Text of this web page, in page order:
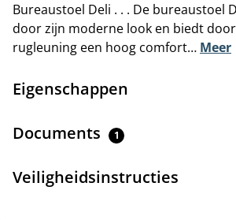
Bureaustoel Deli . . . De bureaustoel
door zijn moderne look en biedt
rugleuning een hoog comfort… Meer
Eigenschappen
Documents 1
Veiligheidsinstructies